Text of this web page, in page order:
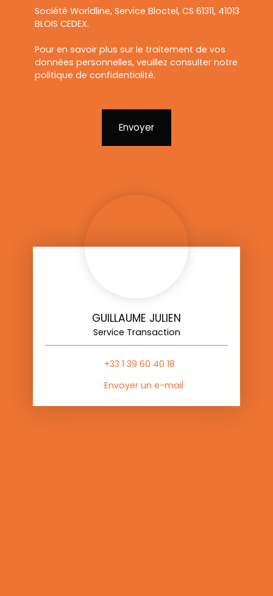
Société Worldline, Service Bloctel, CS 61311, 41013
BLOIS CEDEX.
Pour en savoir plus sur le traitement de vos
données personnelles, veuillez consulter notre
politique de confidentialité.
Envoyer
GUILLAUME JULIEN
Service Transaction
+33 1 39 60 40 18
Envoyer un e-mail